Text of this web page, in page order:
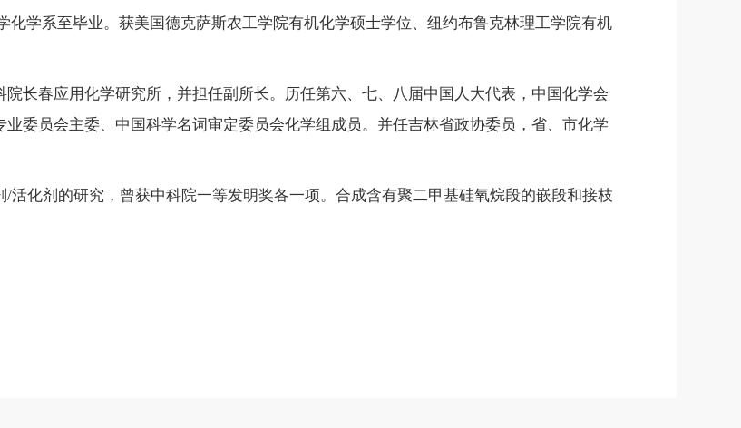
化学系至毕业。获美国德克萨斯农工学院有机化学硕士学位、纽约布鲁克林理工学院有机
长春应用化学研究所，并担任副所长。历任第六、七、八届中国人大代表，中国化学会
委员会主委、中国科学名词审定委员会化学组成员。并任吉林省政协委员，省、市化学
化剂的研究，曾获中科院一等发明奖各一项。合成含有聚二甲基硅氧烷段的嵌段和接枝